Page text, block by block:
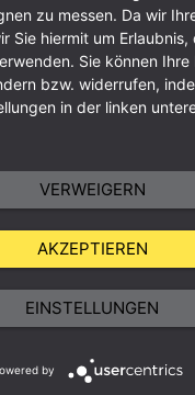
PolicyGTC
zu messen. Da wir
Sie hiermit um Erlaubnis,
Sie können Ihre
bzw. widerrufen,
in der linken
VERWEIGERN
AKZEPTIEREN
EINSTELLUNGEN
by